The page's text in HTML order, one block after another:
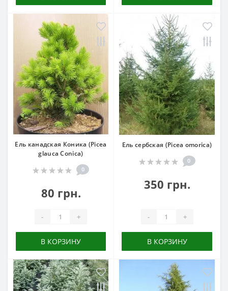
Ель канадская Коника (Picea
glauca Conica)
0
80 грн.
- +
В КОРЗИНУ
Ель сербская (Picea omorica)
0
350 грн.
- +
В КОРЗИНУ